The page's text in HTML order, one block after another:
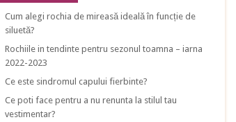
Cum alegi rochia de mireasă ideală în funcție de
siluetă?
Rochiile in tendinte pentru sezonul toamna – iarna
2022-2023
Ce este sindromul capului fierbinte?
Ce poti face pentru a nu renunta la stilul tau
vestimentar?